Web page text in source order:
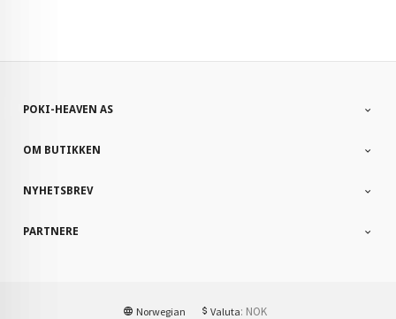
POKI-HEAVEN AS
OM BUTIKKEN
NYHETSBREV
PARTNERE
Norwegian Valuta: NOK